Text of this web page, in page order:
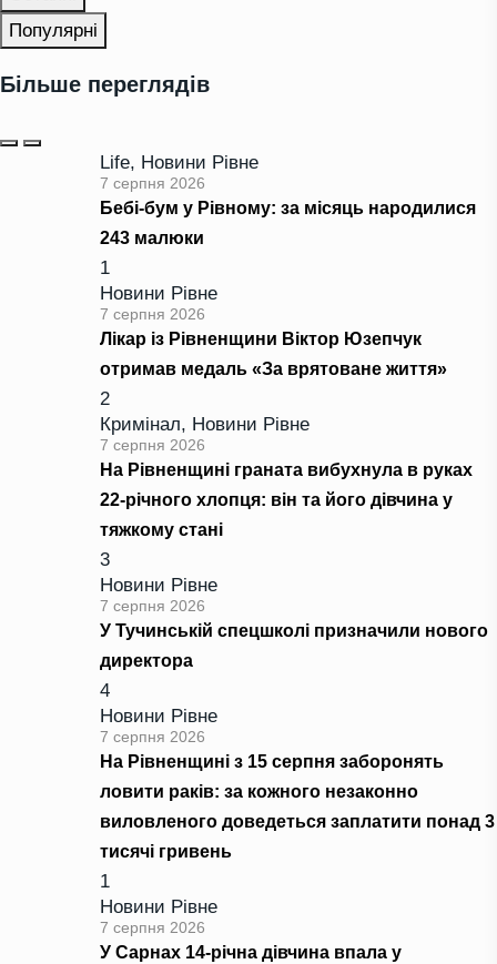
Популярні
Більше переглядів
Life, Новини Рівне
7 серпня 2026
Бебі-бум у Рівному: за місяць народилися
243 малюки
1
Новини Рівне
7 серпня 2026
Лікар із Рівненщини Віктор Юзепчук
отримав медаль «За врятоване життя»
2
Кримінал, Новини Рівне
7 серпня 2026
На Рівненщині граната вибухнула в руках
22-річного хлопця: він та його дівчина у
тяжкому стані
3
Новини Рівне
7 серпня 2026
У Тучинській спецшколі призначили нового
директора
4
Новини Рівне
7 серпня 2026
На Рівненщині з 15 серпня заборонять
ловити раків: за кожного незаконно
виловленого доведеться заплатити понад 3
тисячі гривень
1
Новини Рівне
7 серпня 2026
У Сарнах 14-річна дівчина впала у